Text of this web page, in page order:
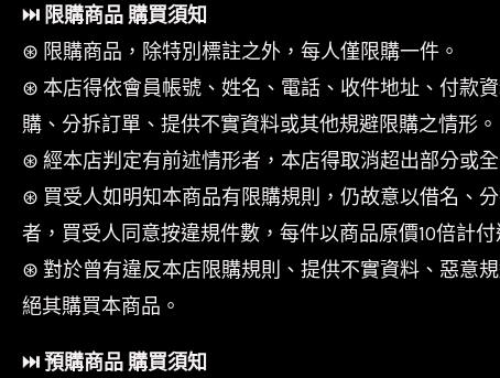
⏭︎ 限購商品 購買須知
⊛ 限購商品，除特別標註之外，每人僅限購一件。
⊛ 本店得依會員帳號、姓名、電話、收件地址、付款
購、分拆訂單、提供不實資料或其他規避限購之情形。
⊛ 經本店判定有前述情形者，本店得取消超出部分或
⊛ 買受人如明知本商品有限購規則，仍故意以借名、
者，買受人同意按違規件數，每件以商品原價10倍計
⊛ 對於曾有違反本店限購規則、提供不實資料、惡意
絕其購買本商品。
⏭︎ 預購商品 購買須知